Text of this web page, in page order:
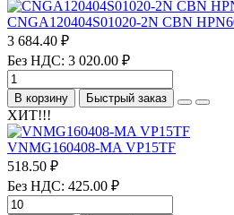
CNGA120404S01020-2N CBN
3 684.40 ₽
Без НДС: 3 020.00 ₽
В корзину Быстрый заказ
ХИТ!!!
VNMG160408-MA VP15TF
518.50 ₽
Без НДС: 425.00 ₽